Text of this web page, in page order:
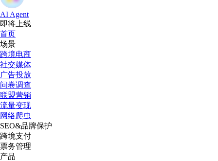
AI Agent
即将上线
首页
场景
跨境电商
社交媒体
广告投放
问卷调查
联盟营销
流量变现
网络爬虫
SEO&品牌保护
跨境支付
票务管理
产品